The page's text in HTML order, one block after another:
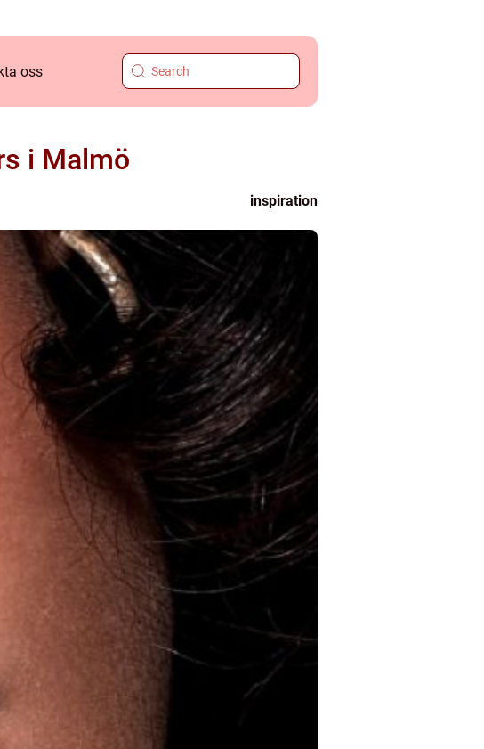
oss
i Malmö
inspiration